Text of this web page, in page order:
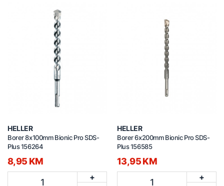
HELLER
Borer 8x100mm Bionic Pro SDS-
Plus 156264
8,95 KM
1
+
HELLER
Borer 6x200mm Bionic Pro SDS-
Plus 156585
13,95 KM
1
+